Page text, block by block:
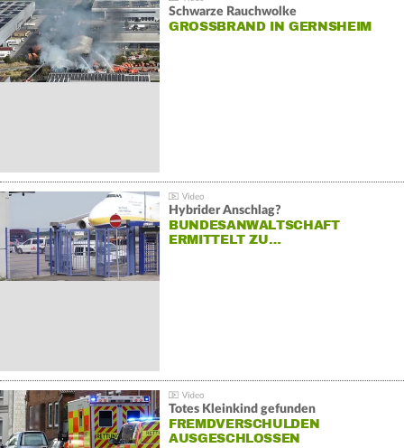
Schwarze Rauchwolke
GROSSBRAND IN GERNSHEIM
Hybrider Anschlag?
BUNDESANWALTSCHAFT
ERMITTELT ZU…
Totes Kleinkind gefunden
FREMDVERSCHULDEN
AUSGESCHLOSSEN